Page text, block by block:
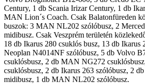
Century, 1 db Scania Irizar Century, 1 db
MAN Lion´s Coach. Csak Balatonfüreden
buszok: 3 MAN NL202 szólóbusz, 2
midibusz. Csak Veszprém területén
18 db Ikarus 280 csuklós busz, 13 db Ikarus
Neoplan N4014NF szólóbusz, 5 db Volvo
csuklósbusz, 2 db MAN NG272
csuklósbusz, 2 db Ikarus 263 szólóbusz, 2
midibusz, 1 db MAN NL202 szólóbusz.